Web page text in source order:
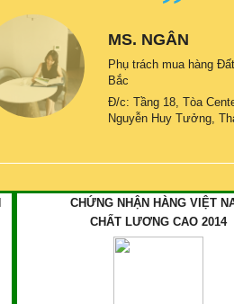
MS. NGÂN
Phụ trách mua hàng
Bắc
Đ/c: Tầng 18, Tòa
Nguyễn Huy Tưởng,
CHỨNG NHẬN HÀNG VIỆT
CHẤT LƯƠNG CAO 2014